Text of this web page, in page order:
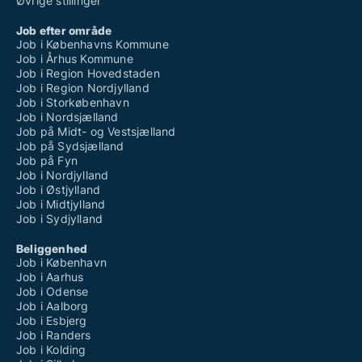
Job efter område
Job i Københavns Kommune
Job i Århus Kommune
Job i Region Hovedstaden
Job i Region Nordjylland
Job i Storkøbenhavn
Job i Nordsjælland
Job på Midt- og Vestsjælland
Job på Sydsjælland
Job på Fyn
Job i Nordjylland
Job i Østjylland
Job i Midtjylland
Job i Sydjylland
Beliggenhed
Job i København
Job i Aarhus
Job i Odense
Job i Aalborg
Job i Esbjerg
Job i Randers
Job i Kolding